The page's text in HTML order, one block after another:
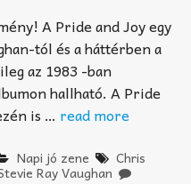
A Pride and Joy egy
tól és a háttérben a
az 1983 -ban
hallható. A Pride
is … read more
Napi jó zene Chris
Ray Vaughan